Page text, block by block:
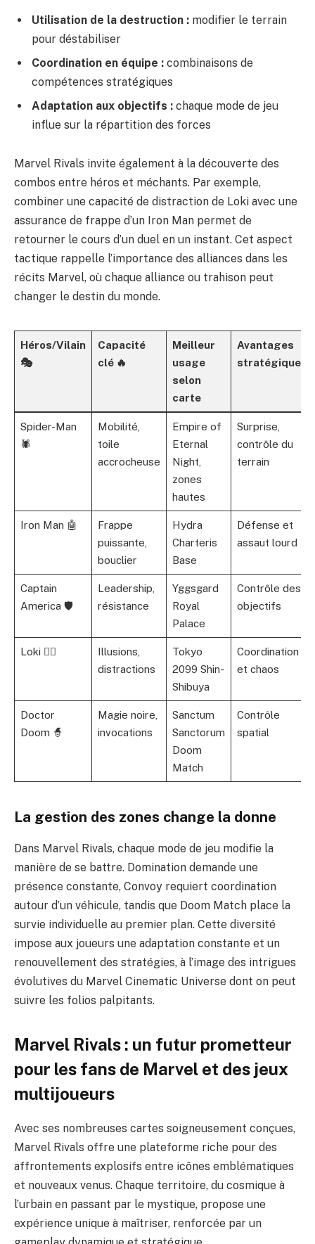
Utilisation de la destruction : modifier le terrain
pour déstabiliser
Coordination en équipe : combinaisons de
compétences stratégiques
Adaptation aux objectifs : chaque mode de jeu
influe sur la répartition des forces
Marvel Rivals invite également à la découverte des
combos entre héros et méchants. Par exemple,
combiner une capacité de distraction de Loki avec une
assurance de frappe d’un Iron Man permet de
retourner le cours d’un duel en un instant. Cet aspect
tactique rappelle l’importance des alliances dans les
récits Marvel, où chaque alliance ou trahison peut
changer le destin du monde.
Héros/Vilain
🎭
Capacité
clé 🔥
Meilleur
usage
selon
carte
Avantages
stratégiques
Spider-Man
🕷️
Mobilité,
toile
accrocheuse
Empire of
Eternal
Night,
zones
hautes
Surprise,
contrôle du
terrain
Iron Man 🤖
Frappe
puissante,
bouclier
Hydra
Charteris
Base
Défense et
assaut lourd
Captain
America 🛡️
Leadership,
résistance
Yggsgard
Royal
Palace
Contrôle des
objectifs
Loki 🧙‍♂️
Illusions,
distractions
Tokyo
2099 Shin-
Shibuya
Coordination
et chaos
Doctor
Doom 🧙
Magie noire,
invocations
Sanctum
Sanctorum
Doom
Match
Contrôle
spatial
La gestion des zones change la donne
Dans Marvel Rivals, chaque mode de jeu modifie la
manière de se battre. Domination demande une
présence constante, Convoy requiert coordination
autour d’un véhicule, tandis que Doom Match place la
survie individuelle au premier plan. Cette diversité
impose aux joueurs une adaptation constante et un
renouvellement des stratégies, à l’image des intrigues
évolutives du Marvel Cinematic Universe dont on peut
suivre les folios palpitants.
Marvel Rivals : un futur prometteur
pour les fans de Marvel et des jeux
multijoueurs
Avec ses nombreuses cartes soigneusement conçues,
Marvel Rivals offre une plateforme riche pour des
affrontements explosifs entre icônes emblématiques
et nouveaux venus. Chaque territoire, du cosmique à
l’urbain en passant par le mystique, propose une
expérience unique à maîtriser, renforcée par un